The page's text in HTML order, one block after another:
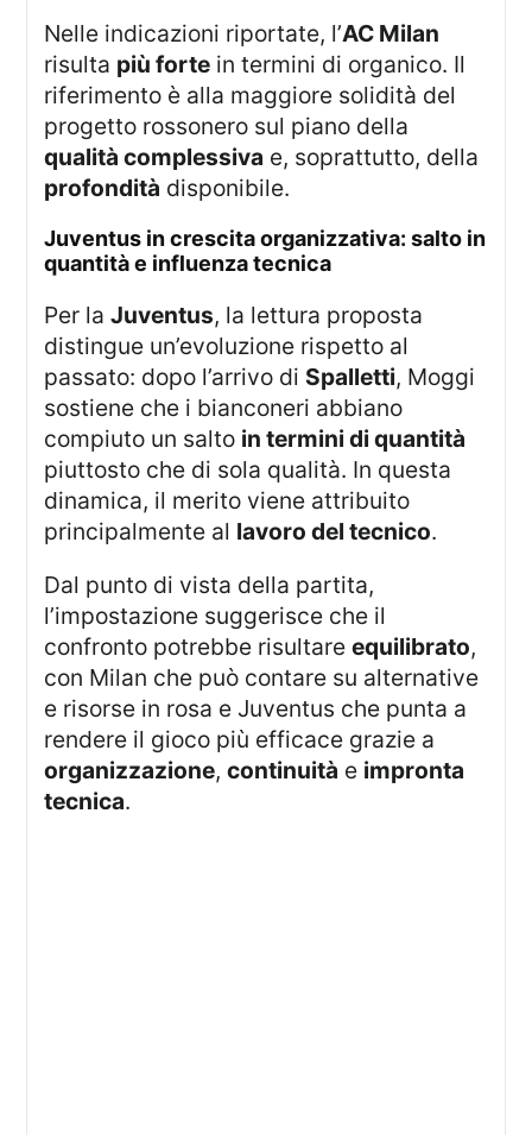
Nelle indicazioni riportate, l’AC Milan
risulta più forte in termini di organico. Il
riferimento è alla maggiore solidità del
progetto rossonero sul piano della
qualità complessiva e, soprattutto, della
profondità disponibile.
juventus in crescita organizzativa: salto in
quantità e influenza tecnica
Per laJuventus, la lettura proposta
distingue un’evoluzione rispetto al
passato: dopo l’arrivo di Spalletti, Moggi
sostiene che i bianconeri abbiano
compiuto un salto in termini di quantità
piuttosto che di sola qualità. In questa
dinamica, il merito viene attribuito
principalmente al lavoro del tecnico.
Dal punto di vista della partita,
l’impostazione suggerisce che il
confronto potrebbe risultareequilibrato,
con Milan che può contare su alternative
e risorse in rosa e Juventus che punta a
rendere il gioco più efficace grazie a
organizzazione,continuità e impronta
tecnica.